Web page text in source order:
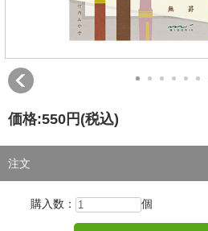
価格:550円 (税込)
注文
購入数： 個